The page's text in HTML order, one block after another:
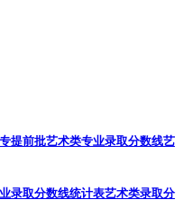
提前批艺术类专业录取分数线艺
录取分数线统计表艺术类录取分